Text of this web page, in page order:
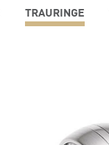
TRAURINGE